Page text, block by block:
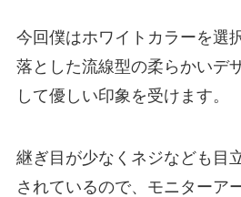
今回僕はホワイトカラーを選
落とした流線型の柔らかいデ
して優しい印象を受けます。
継ぎ目が少なくネジなども目
されているので、モニターア